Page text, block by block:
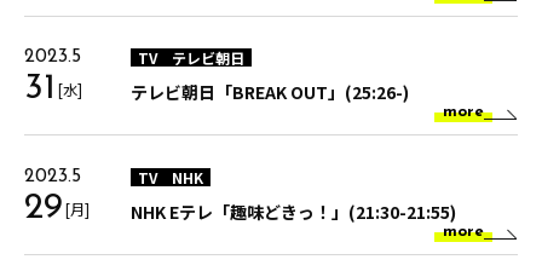
2023.5
31 [水]
TV テレビ朝日
テレビ朝日「BREAK OUT」(25:26-)
more
2023.5
29[月]
TV NHK
NHK Eテレ「趣味どきっ！」(21:30-21:55)
more